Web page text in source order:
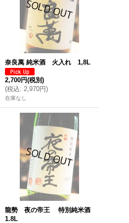
奈良萬 純米酒 火入れ 1,8L
2,700円(税別)
(税込: 2,970円)
在庫なし
龍勢 夜の帝王 特別純米酒
1.8L